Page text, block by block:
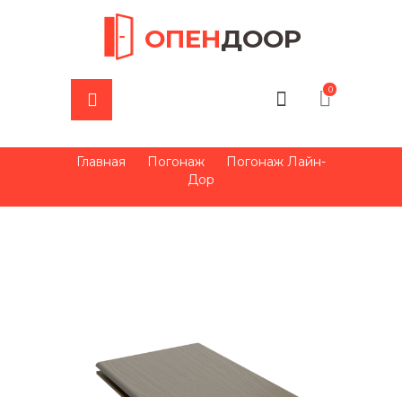
ОПЕНДООР
0
Главная Погонаж
Погонаж Лайн-
Дор